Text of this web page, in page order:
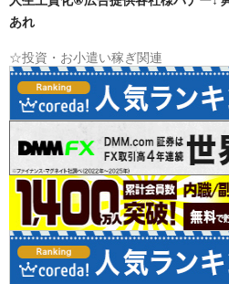
あれ
☆投資・お小遣い稼ぎ関連